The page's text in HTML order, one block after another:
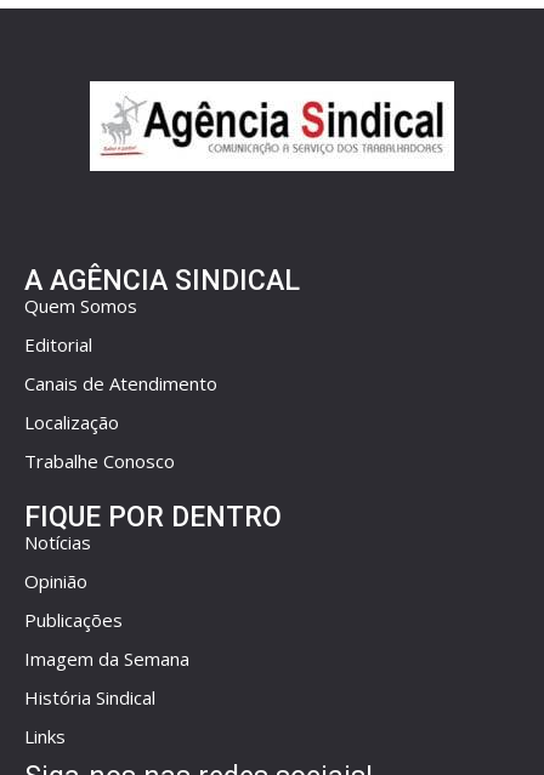
A AGÊNCIA SINDICAL
Quem Somos
Editorial
Canais de Atendimento
Localização
Trabalhe Conosco
FIQUE POR DENTRO
Notícias
Opinião
Publicações
Imagem da Semana
História Sindical
Links